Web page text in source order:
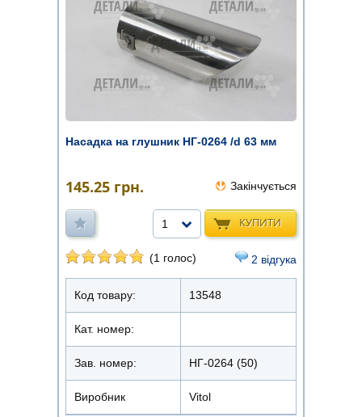
Насадка на глушник НГ-0264 /d 63 мм
145.25 грн. Закінчується
КУПИТИ
1
(1 голос) 2 відгука
Код товару: 13548
Кат. номер:
Зав. номер: НГ-0264 (50)
Виробник Vitol